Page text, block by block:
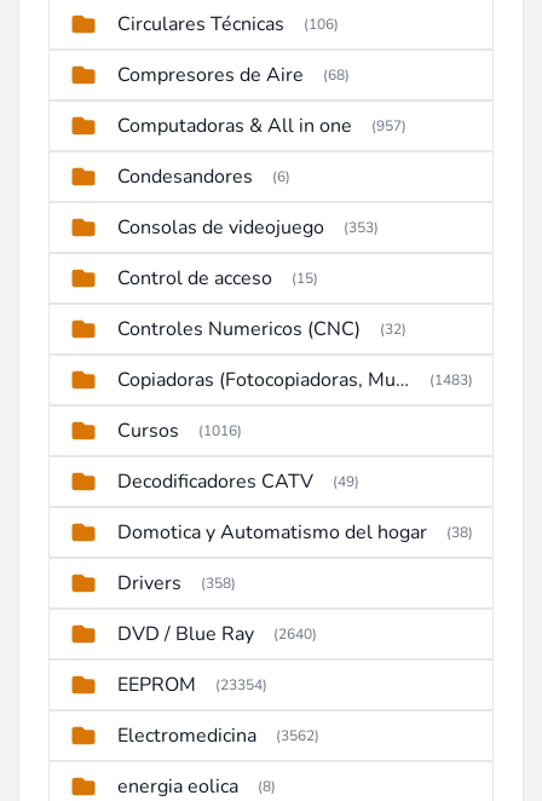
Circulares Técnicas (106)
Compresores de Aire (68)
Computadoras & All in one (957)
Condesandores (6)
Consolas de videojuego (353)
Control de acceso (15)
Controles Numericos (CNC) (32)
Copiadoras (Fotocopiadoras, Multifunctions, Ploter, etc) (1483)
Cursos (1016)
Decodificadores CATV (49)
Domotica y Automatismo del hogar (38)
Drivers (358)
DVD / Blue Ray (2640)
EEPROM (23354)
Electromedicina (3562)
energia eolica (8)